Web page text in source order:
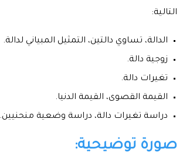
التالية:
الدالة، تساوي دالتين، التمثيل المبياني لدالة.
زوجية دالة.
تغيرات دالة.
القيمة القصوى، القيمة الدنيا.
دراسة تغيرات دالة، دراسة وضعية منحنيين.
صورة توضيحية: